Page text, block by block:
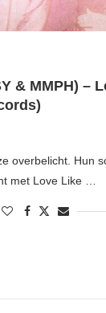
& MMPH) –
overbelicht. Hun
met Love Like …